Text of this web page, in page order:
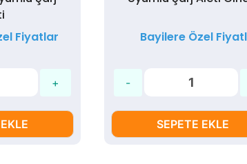
Fiyatlar
Bayilere Özel
SEPETE EKLE